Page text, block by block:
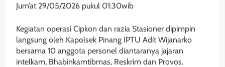
Jum’at 29/05/2026 pukul 01:30wib
Kegiatan operasi Cipkon dan razia Stasioner dipimpin
langsung oleh Kapolsek Pinang IPTU Adit Wijanarko
bersama 10 anggota personel diantaranya jajaran
intelkam, Bhabinkamtibmas, Reskrim dan Provos.